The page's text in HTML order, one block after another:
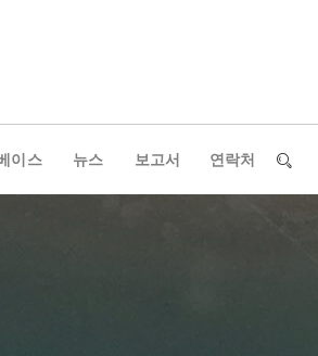
이스 뉴스 보고서 연락처